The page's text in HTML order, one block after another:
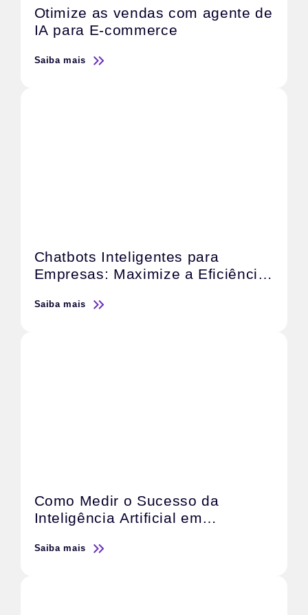
Otimize as vendas com agente de
IA para E-commerce
Saiba mais
Chatbots Inteligentes para
Empresas: Maximize a Eficiência
Vendas
Saiba mais
Como Medir o Sucesso da
Inteligência Artificial em
Saiba mais